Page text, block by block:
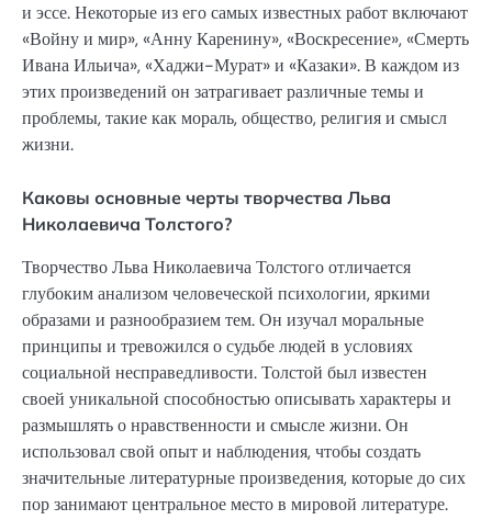
и эссе. Некоторые из его самых известных работ включают
«Войну и мир», «Анну Каренину», «Воскресение», «Смерть
Ивана Ильича», «Хаджи-Мурат» и «Казаки». В каждом из
этих произведений он затрагивает различные темы и
проблемы, такие как мораль, общество, религия и смысл
жизни.
Каковы основные черты творчества Льва
Николаевича Толстого?
Творчество Льва Николаевича Толстого отличается
глубоким анализом человеческой психологии, яркими
образами и разнообразием тем. Он изучал моральные
принципы и тревожился о судьбе людей в условиях
социальной несправедливости. Толстой был известен
своей уникальной способностью описывать характеры и
размышлять о нравственности и смысле жизни. Он
использовал свой опыт и наблюдения, чтобы создать
значительные литературные произведения, которые до сих
пор занимают центральное место в мировой литературе.